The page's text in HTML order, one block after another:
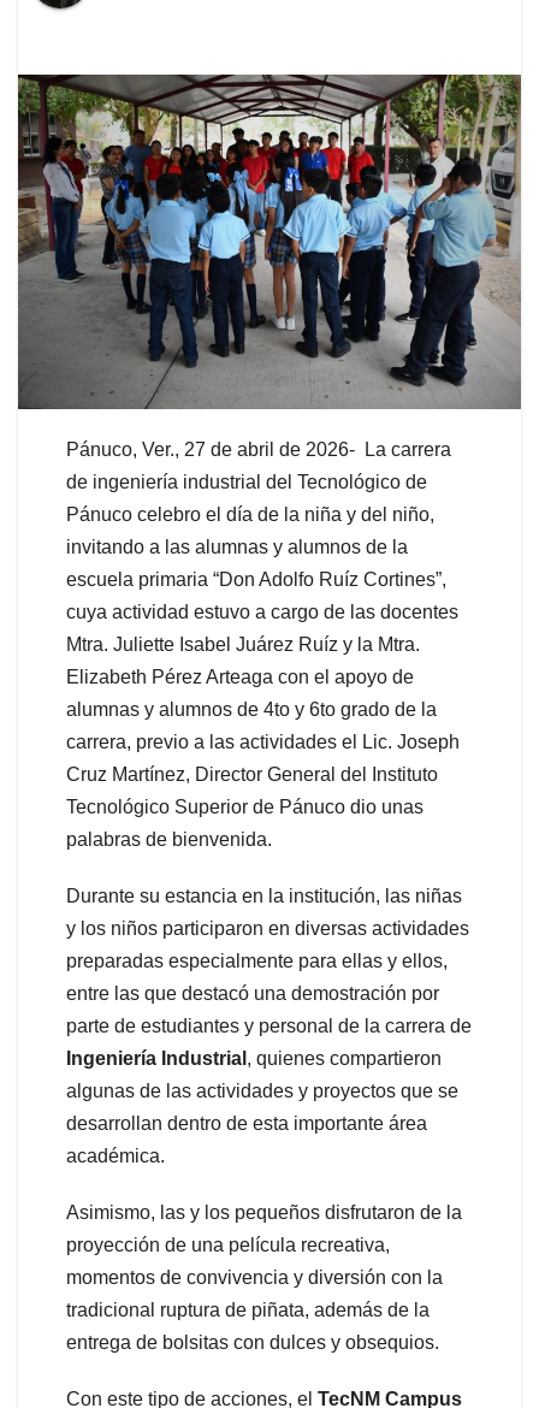
Pánuco, Ver., 27 de abril de 2026- La carrera
de ingeniería industrial del Tecnológico de
Pánuco celebro el día de la niña y del niño,
invitando a las alumnas y alumnos de la
escuela primaria “Don Adolfo Ruíz Cortines”,
cuya actividad estuvo a cargo de las docentes
Mtra. Juliette Isabel Juárez Ruíz y la Mtra.
Elizabeth Pérez Arteaga con el apoyo de
alumnas y alumnos de 4to y 6to grado de la
carrera, previo a las actividades el Lic. Joseph
Cruz Martínez, Director General del Instituto
Tecnológico Superior de Pánuco dio unas
palabras de bienvenida.
Durante su estancia en la institución, las niñas
y los niños participaron en diversas actividades
preparadas especialmente para ellas y ellos,
entre las que destacó una demostración por
parte de estudiantes y personal de la carrera de
Ingeniería Industrial , quienes compartieron
algunas de las actividades y proyectos que se
desarrollan dentro de esta importante área
académica.
Asimismo, las y los pequeños disfrutaron de la
proyección de una película recreativa,
momentos de convivencia y diversión con la
tradicional ruptura de piñata, además de la
entrega de bolsitas con dulces y obsequios.
Con este tipo de acciones, el TecNM Campus